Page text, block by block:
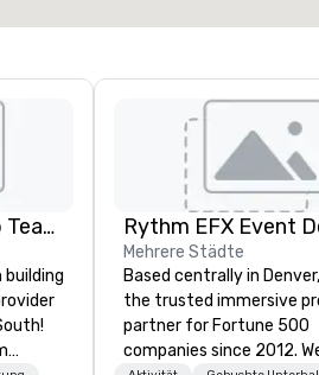
Adult Big Wheel Club Team Building & Custom Events
building
Mehrere Städte
Based centrally in Denver,
the trusted immersive
partner for Fortune 500
companies since 2012. We deliver